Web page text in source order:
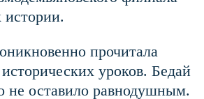
истории.
прочитала
уроков. Бедай
не оставило равнодушным.